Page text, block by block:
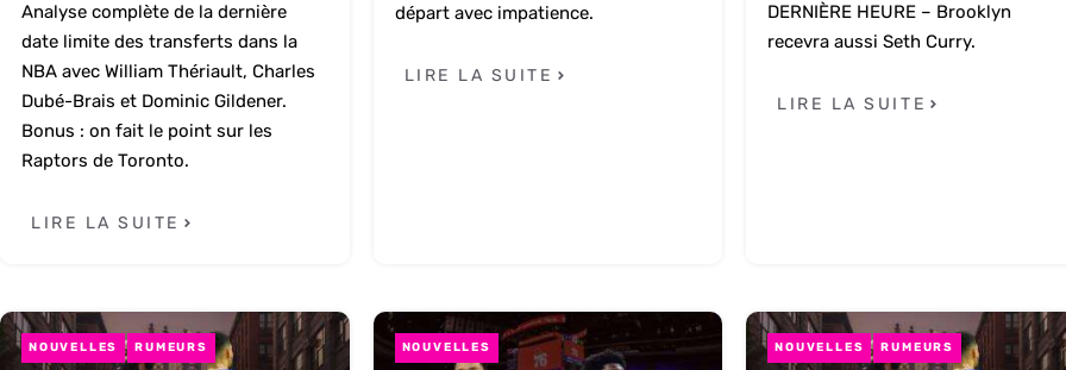
Analyse complète de la dernière
date limite des transferts dans la
NBA avec William Thériault, Charles
Dubé-Brais et Dominic Gildener.
Bonus : on fait le point sur les
Raptors de Toronto.
LIRE LA SUITE
départ avec impatience.
LIRE LA SUITE
DERNIÈRE HEURE – Brooklyn
recevra aussi Seth Curry.
LIRE LA SUITE
NOUVELLES RUMEURS NOUVELLES NOUVELLES RUMEURS